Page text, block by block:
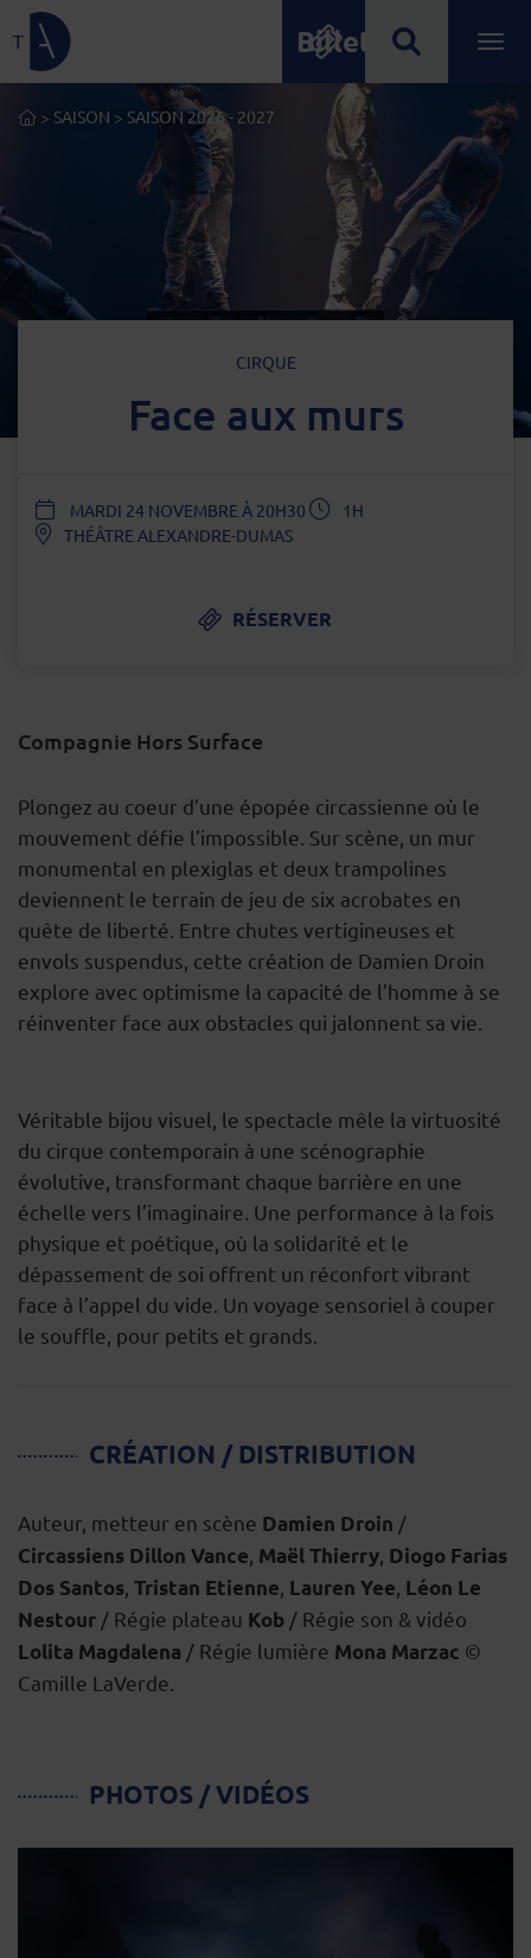
Lien de retour à la page d'accueil Billetterie
ACCUEIL
> SAISON > SAISON 2026 - 2027
TYPE D'ÉVÈNEMENT
CIRQUE
Face aux murs
DATEMARDI 24 NOVEMBRE À 20H30
1H
THÉÂTRE ALEXANDRE-DUMAS
RÉSERVER
Compagnie Hors Surface
DESCRIPTION
Plongez au coeur d’une épopée circassienne où le
mouvement défie l’impossible. Sur scène, un mur
monumental en plexiglas et deux trampolines
deviennent le terrain de jeu de six acrobates en
quête de liberté. Entre chutes vertigineuses et
envols suspendus, cette création de Damien Droin
explore avec optimisme la capacité de l’homme à se
réinventer face aux obstacles qui jalonnent sa vie.
Véritable bijou visuel, le spectacle mêle la virtuosité
du cirque contemporain à une scénographie
évolutive, transformant chaque barrière en une
échelle vers l’imaginaire. Une performance à la fois
physique et poétique, où la solidarité et le
dépassement de soi offrent un réconfort vibrant
face à l’appel du vide. Un voyage sensoriel à couper
le souffle, pour petits et grands.
CRÉATION / DISTRIBUTION
Auteur, metteur en scène Damien Droin /
Circassiens Dillon Vance Maël Thierry Diogo Farias
Dos Santos Tristan Etienne Lauren Yee Léon Le
Nestour / Régie plateau Kob / Régie son & vidéo
Lolita Magdalena / Régie lumière Mona Marzac ©
Camille LaVerde.
PHOTOS / VIDÉOS